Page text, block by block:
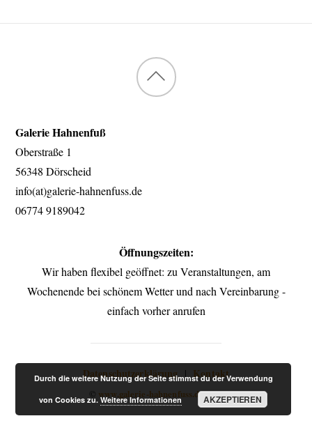
Back
Galerie Hahnenfuß
Oberstraße 1
56348 Dörscheid
info(at)galerie-hahnenfuss.de
06774 9189042
Öffnungszeiten:
Wir haben flexibel geöffnet: zu Veranstaltungen, am
Wochenende bei schönem Wetter und nach Vereinbarung -
einfach vorher anrufen
Datenschutzerklärung | Kontakt
© www.galerie-hahnenfuss.de2021
Durch die weitere Nutzung der Seite stimmst du der Verwendung
von Cookies zu.Weitere Informationen AKZEPTIEREN